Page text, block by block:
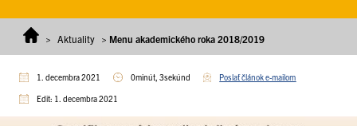
> Aktuality > Menu akademického roka 2018/2019
1. decembra 2021 0minút, 3sekúnd Poslať článok e-mailom
Edit: 1. decembra 2021